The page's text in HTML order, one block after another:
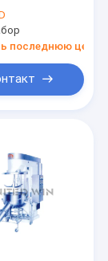
одного
PGL
h 37kw
последнюю цену